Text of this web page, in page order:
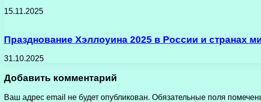
15.11.2025
Празднование Хэллоуина 2025 в России и странах
31.10.2025
Добавить комментарий
Ваш адрес email не будет опубликован. Обязательные поля